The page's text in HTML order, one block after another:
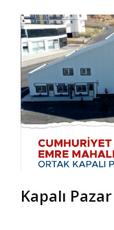
Kapalı